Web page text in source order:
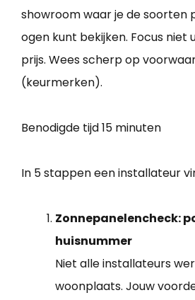
showroom waar je de soorten
ogen kunt bekijken. Focus niet
prijs. Wees scherp op
(keurmerken).
Benodigde tijd15 minuten
In 5 stappen een installateur
Zonnepanelencheck:
huisnummer
Niet alle installateurs
woonplaats. Jouw